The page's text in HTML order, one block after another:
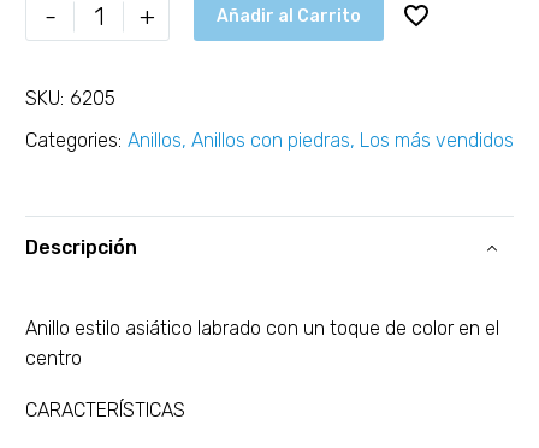
- + Añadir al Carrito
SKU: 6205
Categories: Anillos, Anillos con piedras, Los más vendidos
Descripción
Anillo estilo asiático labrado con un toque de color en el
centro
CARACTERÍSTICAS